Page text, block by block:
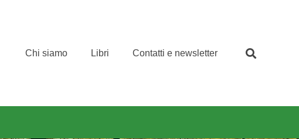
Chi siamo Libri Contatti e newsletter